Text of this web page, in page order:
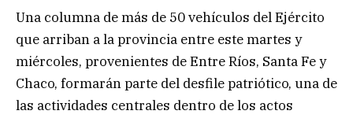
Una columna de más de 50 vehículos del Ejército
que arriban a la provincia entre este martes y
miércoles, provenientes de Entre Ríos, Santa Fe y
Chaco, formarán parte del desfile patriótico, una de
las actividades centrales dentro de los actos